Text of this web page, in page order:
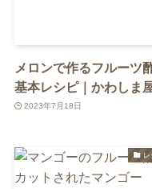
メロンで作るフルーツ
基本レシピ｜かわしま
2023年7月18日
レ